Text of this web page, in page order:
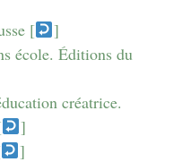
[
]
école. Éditions du
créatrice.
]
]